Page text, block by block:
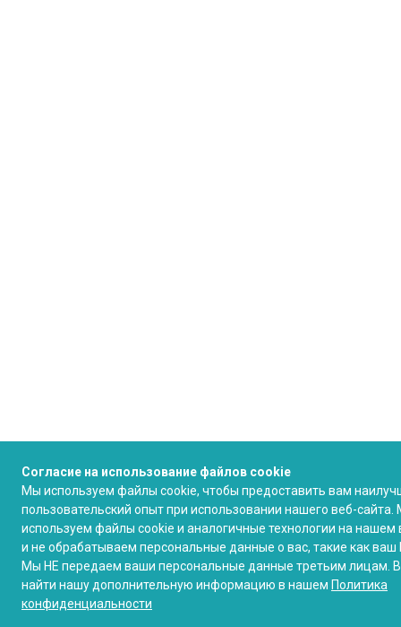
Согласие на использование файлов cookie
Мы используем файлы cookie, чтобы предоставить вам
пользовательский опыт при использовании нашего веб-
используем файлы cookie и аналогичные технологии на нашем
и не обрабатываем персональные данные о вас, такие как ваш
Мы НЕ передаем ваши персональные данные третьим лицам.
найти нашу дополнительную информацию в нашем Политика
конфиденциальности